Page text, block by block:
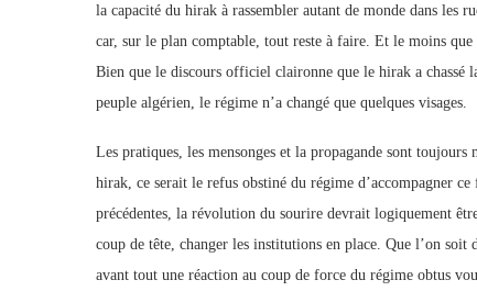
la capacité du hirak à rassembler autant de monde dans les
car, sur le plan comptable, tout reste à faire. Et le moins que
Bien que le discours officiel claironne que le hirak a chassé
peuple algérien, le régime n’a changé que quelques visages.
Les pratiques, les mensonges et la propagande sont
hirak, ce serait le refus obstiné du régime d’accompagner
précédentes, la révolution du sourire devrait logiquement
coup de tête, changer les institutions en place. Que l’on soit
avant tout une réaction au coup de force du régime obtus